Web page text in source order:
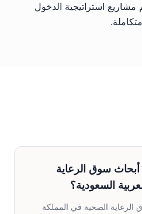
مشاريع استراتيجية الدخول
سوق الرعاية
السعودية؟
الصحية في المملكة